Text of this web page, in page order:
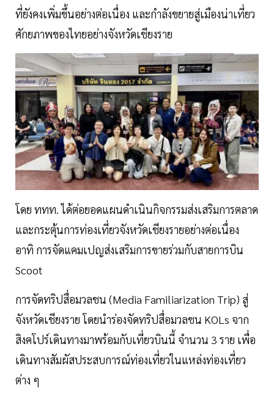
ที่ยังคงเพิ่มขึ้นอย่างต่อเนื่อง และกำลังขยายสู่เมืองน่าเที่ยว
ศักยภาพของไทยอย่างจังหวัดเชียงราย
โดย ททท. ได้ต่อยอดแผนดำเนินกิจกรรมส่งเสริมการตลาด
และกระตุ้นการท่องเที่ยวจังหวัดเชียงรายอย่างต่อเนื่อง
อาทิ การจัดแคมเปญส่งเสริมการขายร่วมกับสายการบิน
Scoot
การจัดทริปสื่อมวลชน (Media Familiarization Trip) สู่
จังหวัดเชียงราย โดยนำร่องจัดทริปสื่อมวลชน KOLs จาก
สิงคโปร์เดินทางมาพร้อมกับเที่ยวบินนี้ จำนวน 3 ราย เพื่อ
เดินทางสัมผัสประสบการณ์ท่องเที่ยวในแหล่งท่องเที่ยว
ต่าง ๆ